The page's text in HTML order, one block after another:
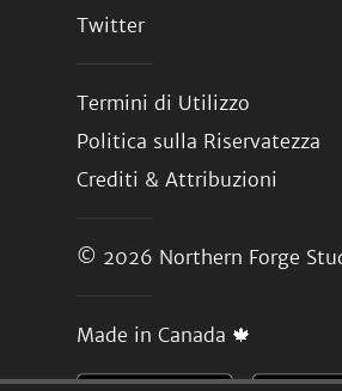
Twitter
Termini di Utilizzo
Politica sulla Riservatezza
Crediti & Attribuzioni
© 2026 Northern Forge
Made in Canada 🍁